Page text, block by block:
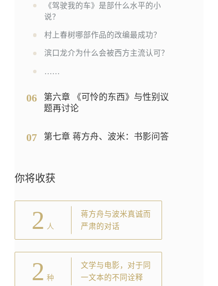
《驾驶我的车》是部什么水平的小
说？
村上春树哪部作品的改编最成功？
滨口龙介为什么会被西方主流认可？
……
06
第六章 《可怜的东西》与性别议
题再讨论
07 第七章 蒋方舟、波米：书影问答
你将收获
2 人
蒋方舟与波米真诚而
严肃的对话
2 种
文学与电影，对于同
一文本的不同诠释